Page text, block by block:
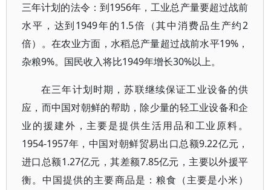
三年计划的法令：到1956年，工业总产量要超过战前
水平，达到1949年的1.5倍（其中消费品生产约2
倍）。在农业方面，水稻总产量超过战前水平19%，
杂粮9%。国民收入将比1949年增长30%以上。
在三年计划时期，苏联继续保证工业设备的供
应，而中国对朝鲜的帮助，除少量的轻工业设备和企
业的援建外，主要是提供生活用品和工业原料。
1954-1957年，中国对朝鲜贸易出口总额9.22亿元，
进口总额1.27亿元，其差额7.85亿元，主要以外援平
衡。中国提供的主要商品是：粮食（主要是小米）